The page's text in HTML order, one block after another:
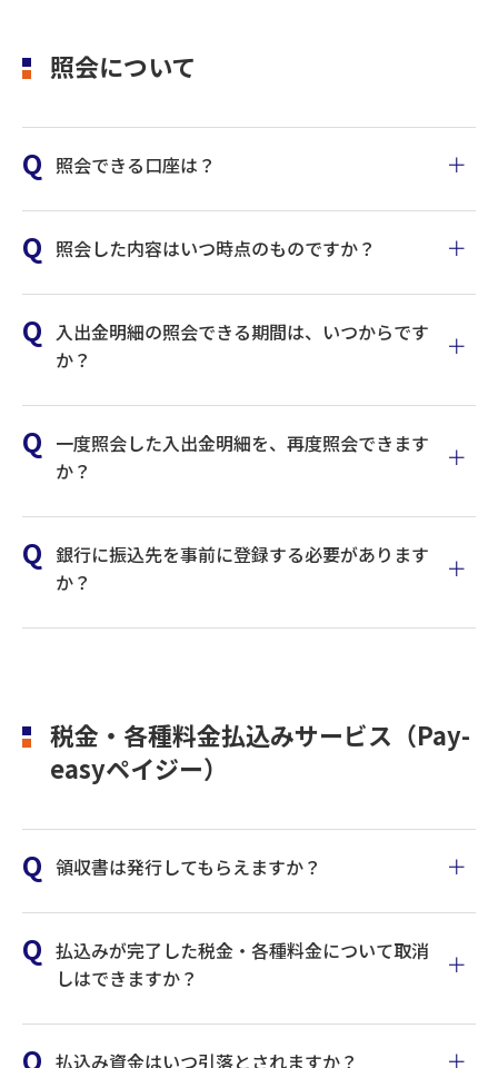
登録していない場合は、「振込振替入金口座申込書」にてお
申込みください。
照会について
照会できる口座は？
照会した内容はいつ時点のものですか？
入出金明細の照会できる期間は、いつからです
か？
一度照会した入出金明細を、再度照会できます
か？
銀行に振込先を事前に登録する必要があります
か？
税金・各種料金払込みサービス（Pay-
easyペイジー）
領収書は発行してもらえますか？
払込みが完了した税金・各種料金について取消
しはできますか？
払込み資金はいつ引落とされますか？